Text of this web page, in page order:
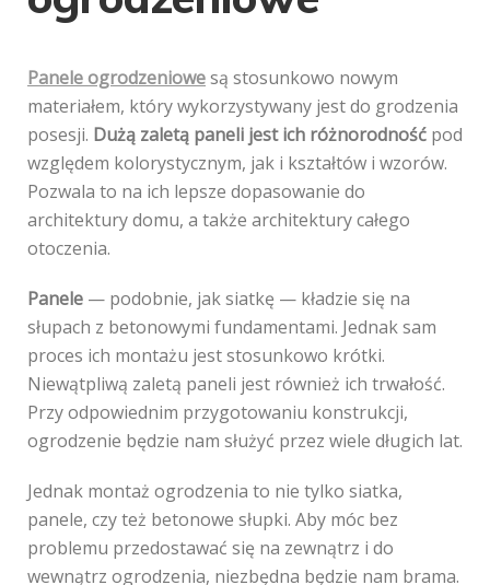
Panele ogrodzeniowesą stosunkowo nowym
materiałem, który wykorzystywany jest do grodzenia
posesji. Dużą zaletą paneli jest ich różnorodność pod
względem kolorystycznym, jak i kształtów i wzorów.
Pozwala to na ich lepsze dopasowanie do
architektury domu, a także architektury całego
otoczenia.
Panele — podobnie, jak siatkę — kładzie się na
słupach z betonowymi fundamentami. Jednak sam
proces ich montażu jest stosunkowo krótki.
Niewątpliwą zaletą paneli jest również ich trwałość.
Przy odpowiednim przygotowaniu konstrukcji,
ogrodzenie będzie nam służyć przez wiele długich lat.
Jednak montaż ogrodzenia to nie tylko siatka,
panele, czy też betonowe słupki. Aby móc bez
problemu przedostawać się na zewnątrz i do
wewnątrz ogrodzenia, niezbędna będzie nam brama.